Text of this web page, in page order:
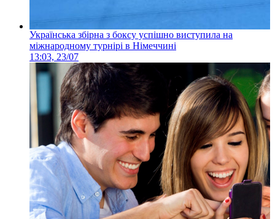
Українська збірна з боксу успішно виступила на
міжнародному турнірі в Німеччині
13:03, 23/07